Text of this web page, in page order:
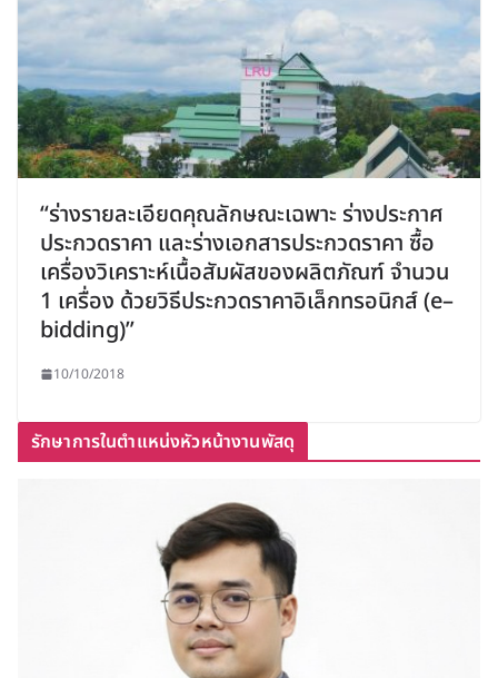
“ร่างรายละเอียดคุณลักษณะเฉพาะ ร่างประกาศ
ประกวดราคา และร่างเอกสารประกวดราคา ซื้อ
เครื่องวิเคราะห์เนื้อสัมผัสของผลิตภัณฑ์ จำนวน
1 เครื่อง ด้วยวิธีประกวดราคาอิเล็กทรอนิกส์ (e–
bidding)”
10/10/2018
รักษาการในตำแหน่งหัวหน้างานพัสดุ